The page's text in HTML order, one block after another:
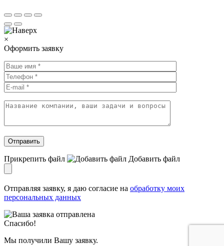
×
Оформить заявку
Прикрепить файл Добавить файл
Отправляя заявку, я даю согласие на обработку моих
персональных данных
Спасибо!
Мы получили Вашу заявку.